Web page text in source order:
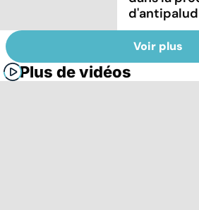
Voir plus
Plus de vidéos